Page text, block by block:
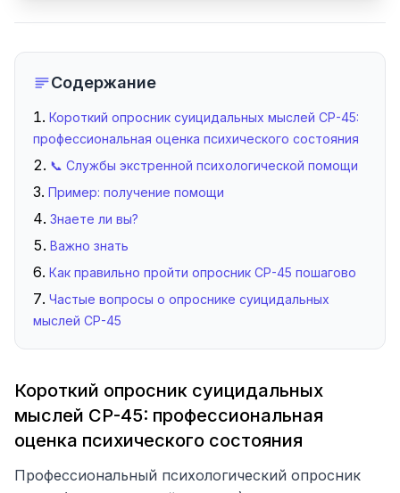
Содержание
Короткий опросник суицидальных мыслей СР-45:
профессиональная оценка психического состояния
📞 Службы экстренной психологической помощи
Пример: получение помощи
Знаете ли вы?
Важно знать
Как правильно пройти опросник СР-45 пошагово
Частые вопросы о опроснике суицидальных
мыслей СР-45
Короткий опросник суицидальных
мыслей СР-45: профессиональная
оценка психического состояния
Профессиональный психологический опросник